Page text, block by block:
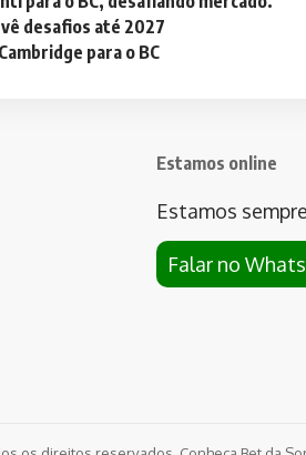
desafios até 2027
para o BC
Estamos online
Estamos
Falar no